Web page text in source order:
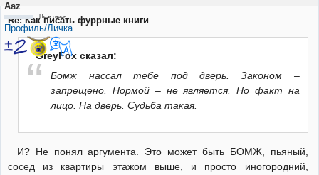
Aaz
Неактивен
Профиль/Личка
Re: Как писать фуррные книги
GreyFox сказал:
Бомж нассал тебе под дверь. Законом –
запрещено. Нормой – не является. Но факт на
лицо. На дверь. Судьба такая.
И? Не понял аргумента. Это может быть БОМЖ, пьяный,
сосед из квартиры этажом выше, и просто иногородний,